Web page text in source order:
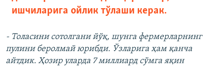
ишчиларига ойлик тўлаши керак.
- Толасини сотолгани йўқ, шунга фермерларнинг
пулини беролмай юрибди. Ўзларига ҳам қанча
айтдик. Ҳозир уларда 7 миллиард сўмга яқин